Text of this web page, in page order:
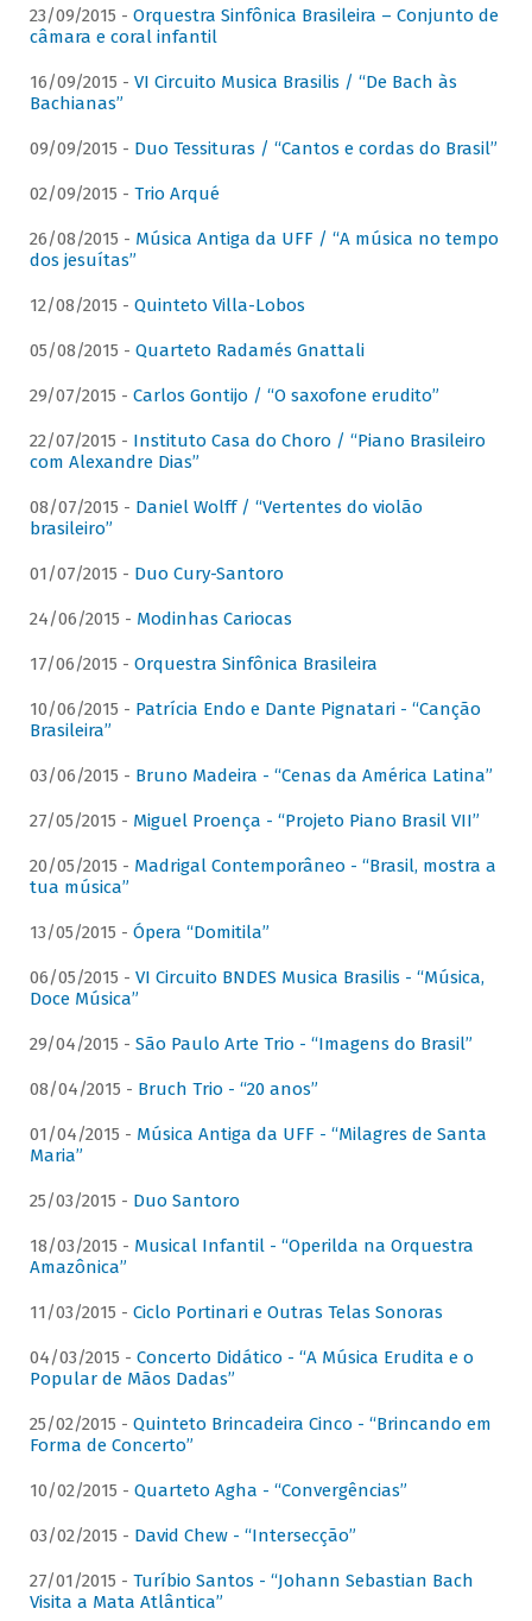
23/09/2015 - Orquestra Sinfônica Brasileira – Conjunto de
câmara e coral infantil
16/09/2015 - VI Circuito Musica Brasilis / “De Bach às
Bachianas”
09/09/2015 - Duo Tessituras / “Cantos e cordas do Brasil”
02/09/2015 - Trio Arqué
26/08/2015 - Música Antiga da UFF / “A música no tempo
dos jesuítas”
12/08/2015 - Quinteto Villa-Lobos
05/08/2015 - Quarteto Radamés Gnattali
29/07/2015 - Carlos Gontijo / “O saxofone erudito”
22/07/2015 - Instituto Casa do Choro / “Piano Brasileiro
com Alexandre Dias”
08/07/2015 - Daniel Wolff / “Vertentes do violão
brasileiro”
01/07/2015 - Duo Cury-Santoro
24/06/2015 - Modinhas Cariocas
17/06/2015 - Orquestra Sinfônica Brasileira
10/06/2015 - Patrícia Endo e Dante Pignatari - “Canção
Brasileira”
03/06/2015 - Bruno Madeira - “Cenas da América Latina”
27/05/2015 - Miguel Proença - “Projeto Piano Brasil VII”
20/05/2015 - Madrigal Contemporâneo - “Brasil, mostra a
tua música”
13/05/2015 - Ópera “Domitila”
06/05/2015 - VI Circuito BNDES Musica Brasilis - “Música,
Doce Música”
29/04/2015 - São Paulo Arte Trio - “Imagens do Brasil”
08/04/2015 - Bruch Trio - “20 anos”
01/04/2015 - Música Antiga da UFF - “Milagres de Santa
Maria”
25/03/2015 - Duo Santoro
18/03/2015 - Musical Infantil - “Operilda na Orquestra
Amazônica”
11/03/2015 - Ciclo Portinari e Outras Telas Sonoras
04/03/2015 - Concerto Didático - “A Música Erudita e o
Popular de Mãos Dadas”
25/02/2015 - Quinteto Brincadeira Cinco - “Brincando em
Forma de Concerto”
10/02/2015 - Quarteto Agha - “Convergências”
03/02/2015 - David Chew - “Intersecção”
27/01/2015 - Turíbio Santos - “Johann Sebastian Bach
Visita a Mata Atlântica”